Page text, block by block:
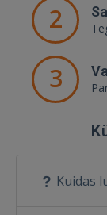
2
3
Kuidas